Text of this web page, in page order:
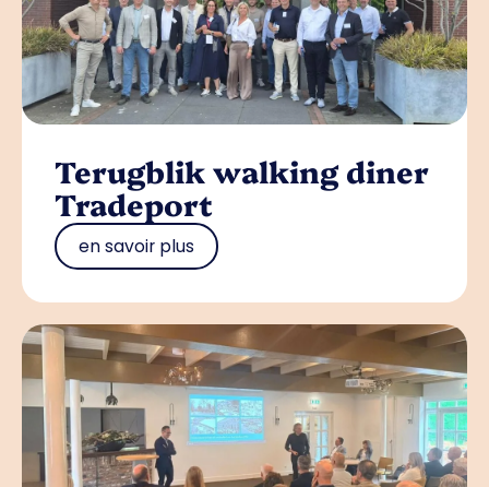
Terugblik walking diner
Tradeport
en savoir plus